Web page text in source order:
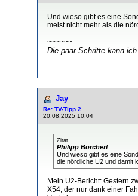
Und wieso gibt es eine
meist nicht mehr als die
~~~~~~
Die paar Schritte kann ich
Jay
Re: TV-Tipp 2
20.08.2025 10:04
Zitat
Philipp Borchert
Und wieso gibt es eine
die nördliche U2 und damit
Mein U2-Bericht: Gestern
X54, der nur dank einer